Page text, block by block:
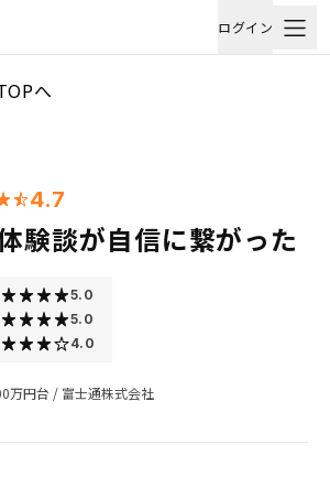
ログイン
へ
4.7
験談が自信に繋がった
5.0
5.0
4.0
万円台 / 富士通株式会社